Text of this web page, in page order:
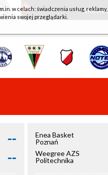
WKK
--
--
Enea Basket
Poznań
Weegree AZS
Politechnika
w celach: świadczenia usług,
swojej przeglądarki.